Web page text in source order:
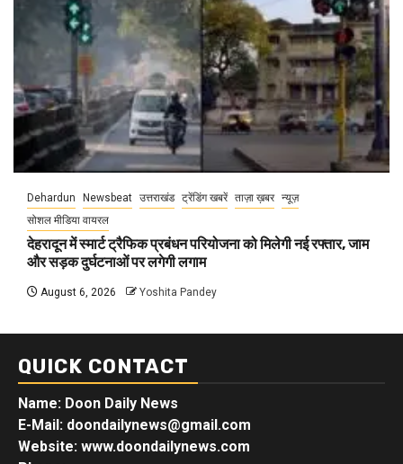
Dehardun Newsbeat उत्तराखंड ट्रेंडिंग खबरें ताज़ा ख़बर न्यूज़
सोशल मीडिया वायरल
देहरादून में स्मार्ट ट्रैफिक प्रबंधन परियोजना को मिलेगी नई रफ्तार, जाम
और सड़क दुर्घटनाओं पर लगेगी लगाम
August 6, 2026 Yoshita Pandey
QUICK CONTACT
Name: Doon Daily News
E-Mail: doondailynews@gmail.com
Website: www.doondailynews.com